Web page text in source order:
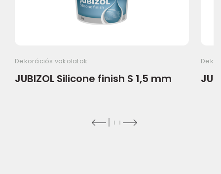
Dekorációs vakolatok
JUBIZOL Silicone finish S 1,5 mm